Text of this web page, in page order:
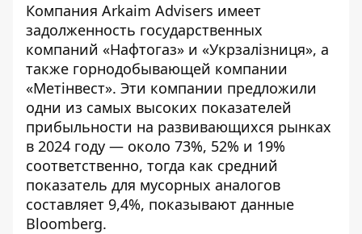
Компания Arkaim Advisers имеет
задолженность государственных
компаний «Нафтогаз» и «Укрзалізниця», а
также горнодобывающей компании
«Метінвест». Эти компании предложили
одни из самых высоких показателей
прибыльности на развивающихся рынках
в 2024 году — около 73%, 52% и 19%
соответственно, тогда как средний
показатель для мусорных аналогов
составляет 9,4%, показывают данные
Bloomberg.